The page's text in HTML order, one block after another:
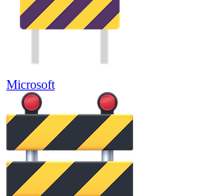
Microsoft